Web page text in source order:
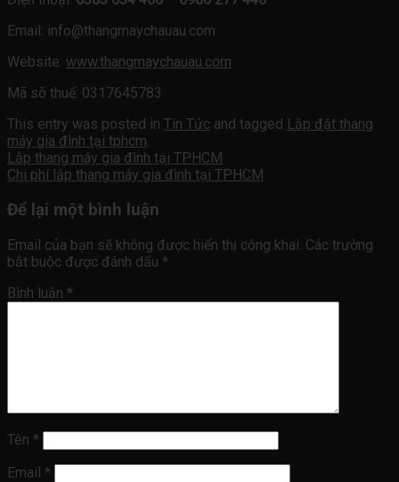
Email: info@thangmaychauau.com
Website: www.thangmaychauau.com
Mã sõ thuế: 0317645783
This entry was posted in Tin Tức and tagged Lắp đặt thang
máy gia đình tại tphcm.
Lắp thang máy gia đình tại TPHCM
Chi phí lắp thang máy gia đình tại TPHCM
Để lại một bình luận
Email của bạn sẽ không được hiển thị công khai. Các trường
bắt buộc được đánh dấu *
Bình luận *
Tên *
Email *